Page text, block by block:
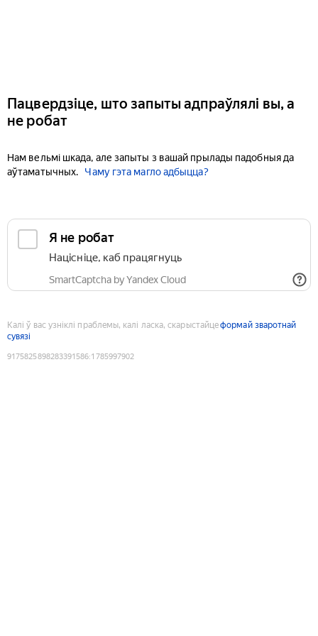
Пацвердзіце, што запыты адпраўлялі вы, а
не робат
Нам вельмі шкада, але запыты з вашай прылады падобныя да
аўтаматычных.
Чаму гэта магло адбыцца?
Я не робат
Націсніце, каб працягнуць
SmartCaptcha by Yandex Cloud
Калі ў вас узніклі праблемы, калі ласка, скарыстайцеформай зваротнай
сувязі
9175825898283391586:1785997902